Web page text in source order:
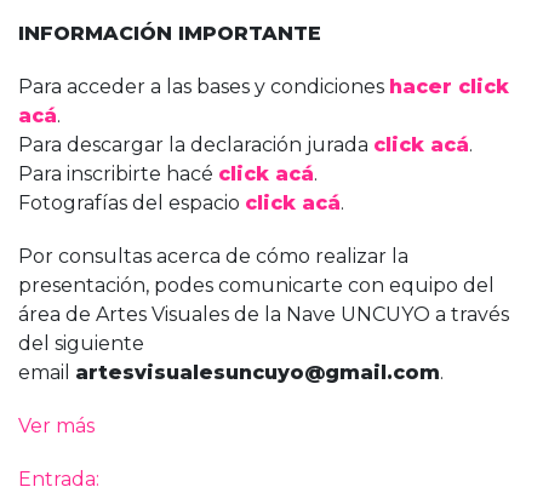
INFORMACIÓN IMPORTANTE
Para acceder a las bases y condiciones hacer click
acá.
Para descargar la declaración jurada click acá.
Para inscribirte hacé click acá.
Fotografías del espacio click acá.
Por consultas acerca de cómo realizar la
presentación, podes comunicarte con equipo del
área de Artes Visuales de la Nave UNCUYO a través
del siguiente
email artesvisualesuncuyo@gmail.com.
Ver más
Entrada: